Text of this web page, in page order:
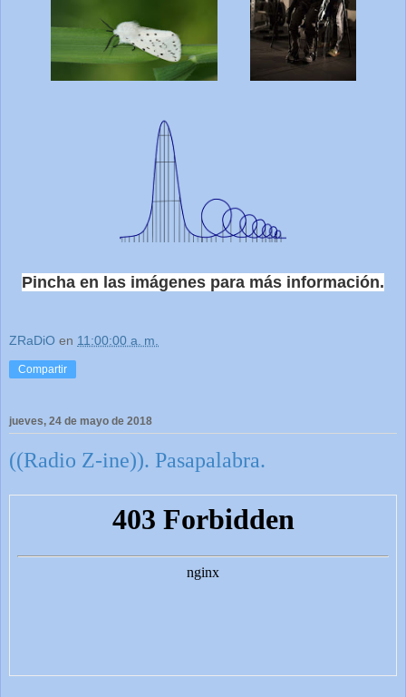
Pincha en las imágenes para más información.
ZRaDiO en 11:00:00 a. m.
Compartir
jueves, 24 de mayo de 2018
((Radio Z-ine)). Pasapalabra.